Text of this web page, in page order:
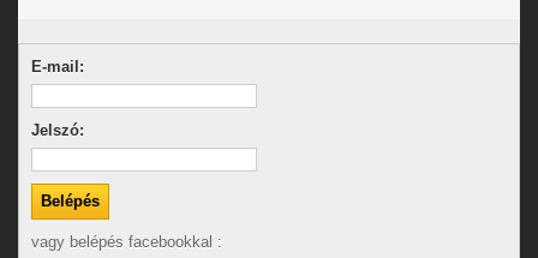
E-mail:
Jelszó:
vagy belépés facebookkal :